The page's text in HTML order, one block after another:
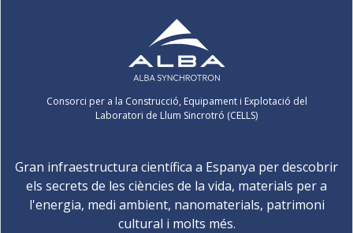
Consorci per a la Construcció, Equipament i Explotació del
Laboratori de Llum Sincrotró (CELLS)
Gran infraestructura científica a Espanya per descobrir
els secrets de les ciències de la vida, materials per a
l'energia, medi ambient, nanomaterials, patrimoni
cultural i molts més.